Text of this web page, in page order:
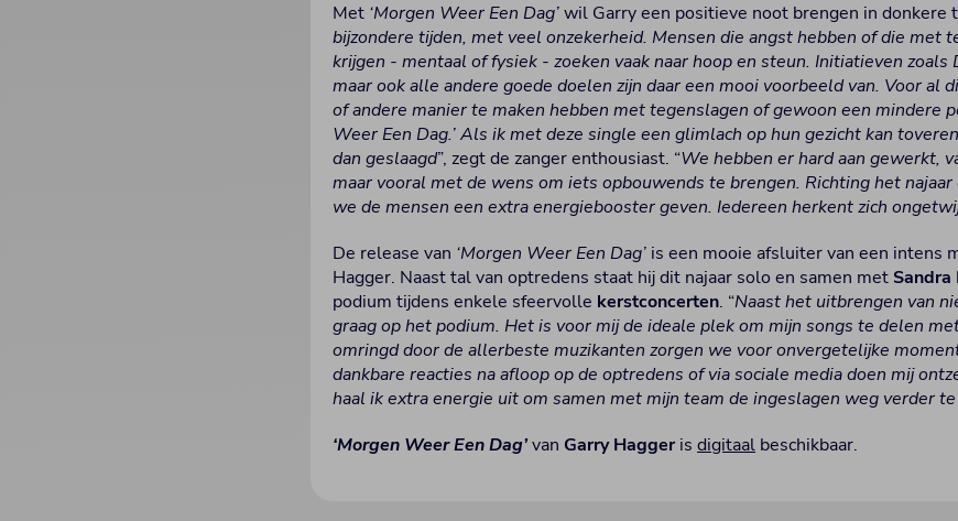
Met ‘Morgen Weer Een Dag’wil Garry een positieve noot brengen in donkere
bijzondere tijden, met veel onzekerheid. Mensen die angst hebben of die met
krijgen - mentaal of fysiek - zoeken vaak naar hoop en steun. Initiatieven
maar ook alle andere goede doelen zijn daar een mooi voorbeeld van. Voor al
of andere manier te maken hebben met tegenslagen of gewoon een mindere
Weer Een Dag.’ Als ik met deze single een glimlach op hun gezicht kan
dan geslaagd”, zegt de zanger enthousiast. “We hebben er hard aan gewerkt,
maar vooral met de wens om iets opbouwends te brengen. Richting het
we de mensen een extra energiebooster geven. Iedereen herkent zich
De release van ‘Morgen Weer Een Dag’ is een mooie afsluiter van een intens
Hagger. Naast tal van optredens staat hij dit najaar solo en samen met Sandra
podium tijdens enkele sfeervolle kerstconcerten. “Naast het uitbrengen van
graag op het podium. Het is voor mij de ideale plek om mijn songs te delen
omringd door de allerbeste muzikanten zorgen we voor onvergetelijke
dankbare reacties na afloop op de optredens of via sociale media doen mij
haal ik extra energie uit om samen met mijn team de ingeslagen weg verder te
‘Morgen Weer Een Dag’van Garry Hagger isdigitaal beschikbaar.